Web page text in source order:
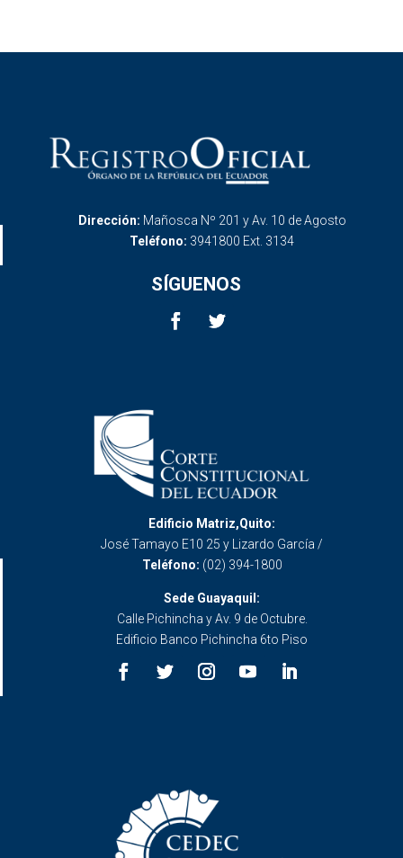
Dirección: Mañosca Nº 201 y Av. 10 de Agosto
Teléfono: 3941800 Ext. 3134
SÍGUENOS
Edificio Matriz,Quito:
José Tamayo E10 25 y Lizardo García /
Teléfono: (02) 394-1800
Sede Guayaquil:
Calle Pichincha y Av. 9 de Octubre.
Edificio Banco Pichincha 6to Piso